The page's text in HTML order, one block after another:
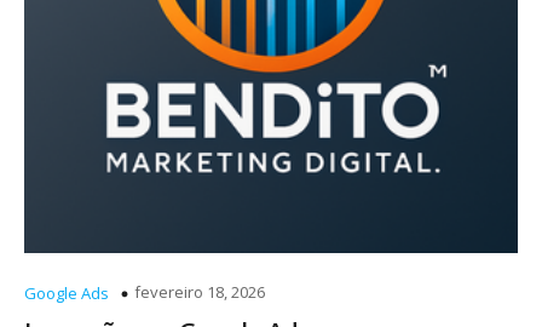
Google Ads fevereiro 18, 2026